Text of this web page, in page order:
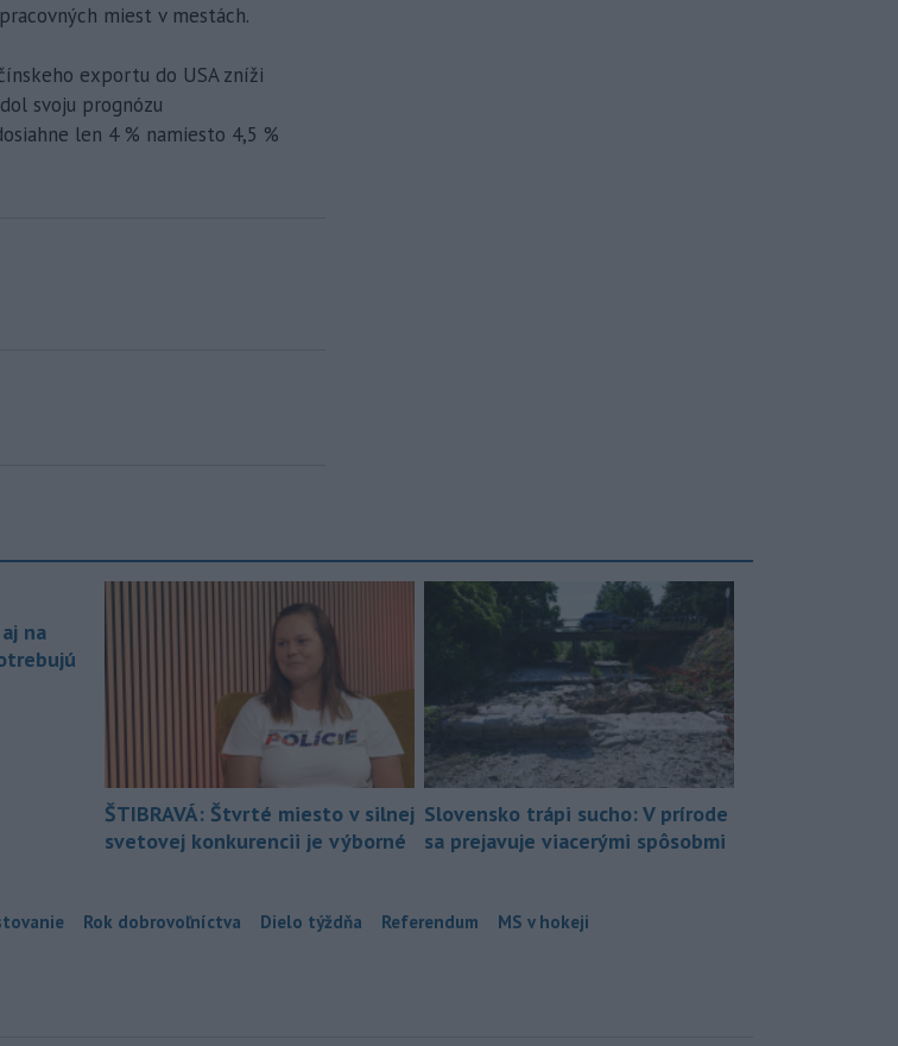
miest v mestách.
exportu do USA zníži
svoju prognózu
len 4 % namiesto 4,5 %
na
ŠTIBRAVÁ: Štvrté miesto v silnej
svetovej konkurencii je výborné
Slovensko trápi sucho: V prírode
sa prejavuje viacerými spôsobmi
Rok dobrovoľníctva Dielo týždňa Referendum MS v hokeji